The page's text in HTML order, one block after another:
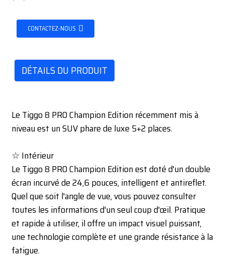
CONTACTEZ-NOUS
DÉTAILS DU PRODUIT
Le Tiggo 8 PRO Champion Edition récemment mis à
niveau est un SUV phare de luxe 5+2 places.
☆ Intérieur
Le Tiggo 8 PRO Champion Edition est doté d'un double
écran incurvé de 24,6 pouces, intelligent et antireflet.
Quel que soit l'angle de vue, vous pouvez consulter
toutes les informations d'un seul coup d'œil. Pratique
et rapide à utiliser, il offre un impact visuel puissant,
une technologie complète et une grande résistance à la
fatigue.